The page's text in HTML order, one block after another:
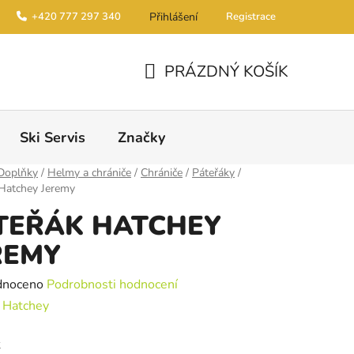
+420 777 297 340 Přihlášení Registrace
PRÁZDNÝ KOŠÍK
Ski Servis Značky
/ Helmy a chrániče / Chrániče / Páteřáky /
Jeremy
HATCHEY
hodnocení produktu je 0,0 z 5 hvězdiček.
Podrobnosti hodnocení
Hatchey